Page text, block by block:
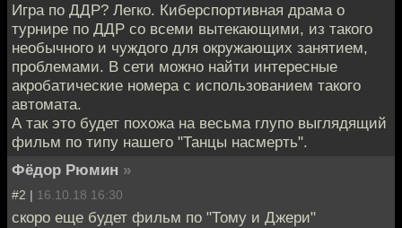
Игра по ДДР? Легко. Киберспортивная драма о
турнире по ДДР со всеми вытекающими, из такого
необычного и чуждого для окружающих занятием,
проблемами. В сети можно найти интересные
акробатические номера с использованием такого
автомата.
А так это будет похожа на весьма глупо выглядящий
фильм по типу нашего "Танцы насмерть".
Фёдор Рюмин »
#2 | 16.10.18 16:30
скоро еще будет фильм по "Тому и Джери"